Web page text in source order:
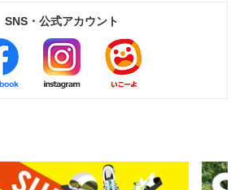
SNS・公式アカウント